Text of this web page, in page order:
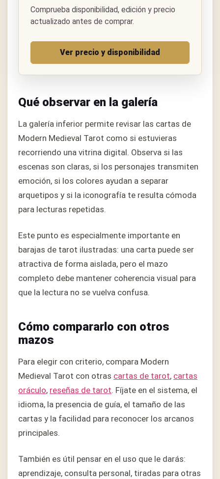
Comprueba disponibilidad, edición y precio
actualizado antes de comprar.
Ver precio y disponibilidad
Qué observar en la galería
La galería inferior permite revisar las cartas de
Modern Medieval Tarot como si estuvieras
recorriendo una vitrina digital. Observa si las
escenas son claras, si los personajes transmiten
emoción, si los colores ayudan a separar
arquetipos y si la iconografía te resulta cómoda
para lecturas repetidas.
Este punto es especialmente importante en
barajas de tarot ilustradas: una carta puede ser
atractiva de forma aislada, pero el mazo
completo debe mantener coherencia visual para
que la lectura no se vuelva confusa.
Cómo compararlo con otros
mazos
Para elegir con criterio, compara Modern
Medieval Tarot con otras cartas de tarot, cartas
oráculo, reseñas de tarot. Fíjate en el sistema, el
idioma, la presencia de guía, el tamaño de las
cartas y la facilidad para reconocer los arcanos
principales.
También es útil pensar en el uso que le darás:
aprendizaje, consulta personal, tiradas para otras